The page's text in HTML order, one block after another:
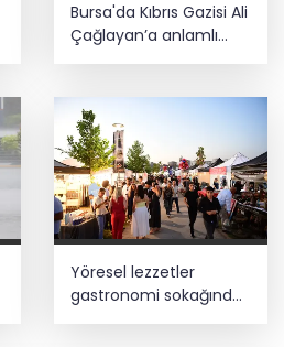
Bursa'da Kıbrıs Gazisi Ali
Çağlayan’a anlamlı
ziyaret
Yöresel lezzetler
gastronomi sokağında
ziyaretçilerle buluşuyor